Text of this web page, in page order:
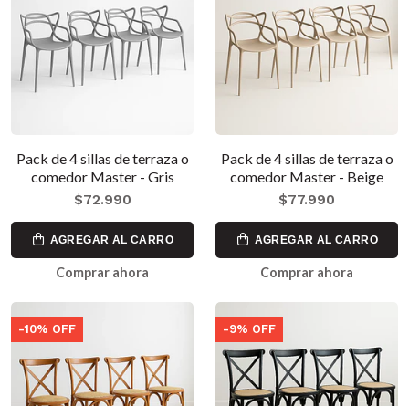
Pack de 4 sillas de terraza o
comedor Master - Gris
$72.990
AGREGAR AL CARRO
Comprar ahora
Pack de 4 sillas de terraza o
comedor Master - Beige
$77.990
AGREGAR AL CARRO
Comprar ahora
-10% OFF -9% OFF